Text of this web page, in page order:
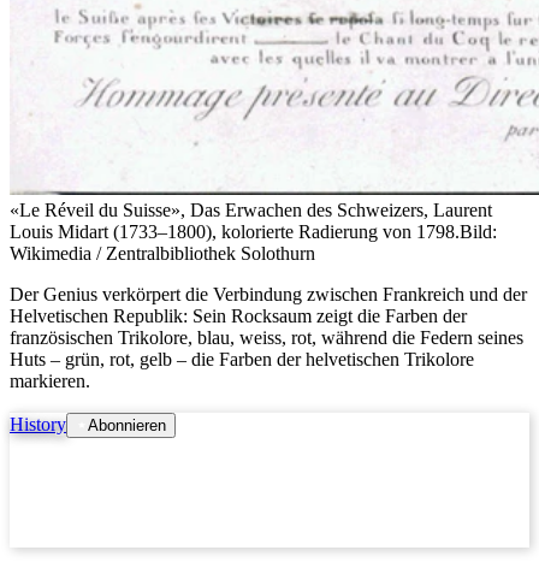
«Le Réveil du Suisse», Das Erwachen des Schweizers, Laurent
Louis Midart (1733–1800), kolorierte Radierung von 1798.Bild:
Wikimedia / Zentralbibliothek Solothurn
Der Genius verkörpert die Verbindung zwischen Frankreich und der
Helvetischen Republik: Sein Rocksaum zeigt die Farben der
französischen Trikolore, blau, weiss, rot, während die Federn seines
Huts – grün, rot, gelb – die Farben der helvetischen Trikolore
markieren.
History Abonnieren